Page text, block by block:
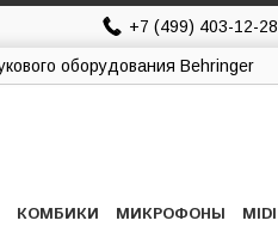
+7 (499) 403-12-28
оборудования Behringer
КОМБИКИ МИКРОФОНЫ MIDI